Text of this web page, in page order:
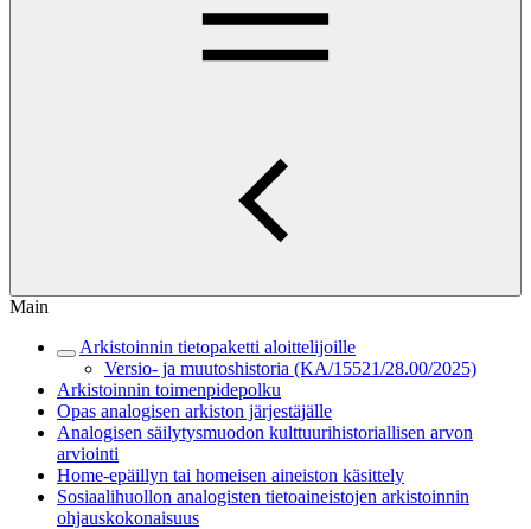
Main
Arkistoinnin tietopaketti aloittelijoille
Versio- ja muutoshistoria (KA/15521/28.00/2025)
Arkistoinnin toimenpidepolku
Opas analogisen arkiston järjestäjälle
Analogisen säilytysmuodon kulttuurihistoriallisen arvon
arviointi
Home-epäillyn tai homeisen aineiston käsittely
Sosiaalihuollon analogisten tieto­aineistojen arkistoinnin
ohjaus­kokonaisuus